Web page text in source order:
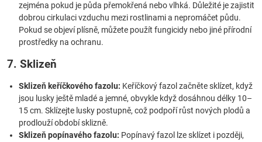
zejména pokud je půda přemokřená nebo vlhká. Důležité je zajistit
dobrou cirkulaci vzduchu mezi rostlinami a nepromáčet půdu.
Pokud se objeví plísně, můžete použít fungicidy nebo jiné přírodní
prostředky na ochranu.
7. Sklizeň
Sklizeň keříčkového fazolu: Keříčkový fazol začněte sklízet, když
jsou lusky ještě mladé a jemné, obvykle když dosáhnou délky 10–
15 cm. Sklízejte lusky postupně, což podpoří růst nových plodů a
prodlouží období sklizně.
Sklizeň popínavého fazolu: Popínavý fazol lze sklízet i později,